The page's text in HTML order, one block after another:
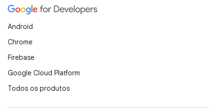
Android
Chrome
Firebase
Google Cloud Platform
Todos os produtos